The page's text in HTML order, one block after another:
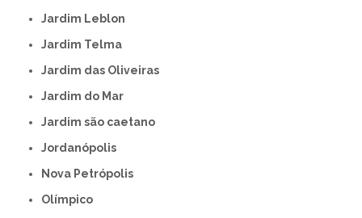
Jardim Leblon
Jardim Telma
Jardim das Oliveiras
Jardim do Mar
Jardim são caetano
Jordanópolis
Nova Petrópolis
Olímpico